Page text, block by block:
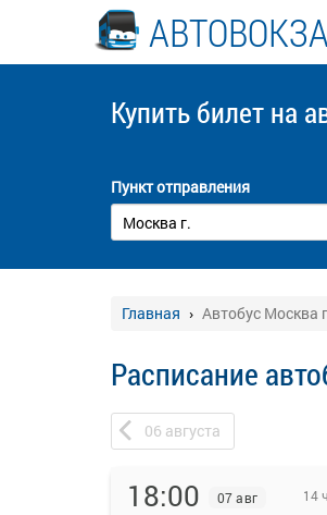
Купить билет на
Пункт отправления
Главная Автобус Москва
Расписание
06 августа
18:00 07 авг 14